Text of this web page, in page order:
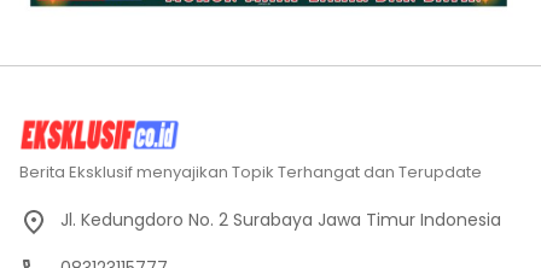
Berita Eksklusif menyajikan Topik Terhangat dan Terupdate
Jl. Kedungdoro No. 2 Surabaya Jawa Timur Indonesia